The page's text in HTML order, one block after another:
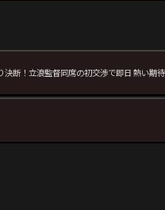
決断！立浪監督同席の初交渉で即日 熱い期